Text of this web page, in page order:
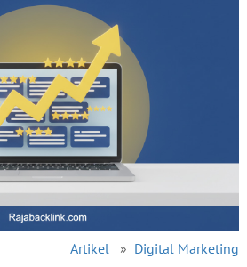
Artikel » Digital Marketing